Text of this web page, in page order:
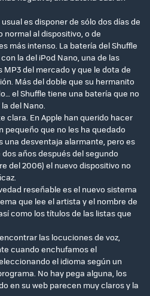
es disponer de sólo dos días de
normal al dispositivo, o de
más intenso. La batería del Shuffle
la del iPod Nano, una de las
del mercado y que le dota de
Más del doble que su hermanito
el Shuffle tiene una batería que no
del Nano.
clara. En Apple han querido hacer
pequeño que no les ha quedado
una desventaja alarmante, pero es
años después del segundo
del 2006) el nuevo dispositivo no
reseñable es el nuevo sistema
que lee el artista y el nombre de
como los títulos de las listas que
las locuciones de voz,
cuando enchufamos el
el idioma según un
No hay pega alguna, los
en su web parecen muy claros y la